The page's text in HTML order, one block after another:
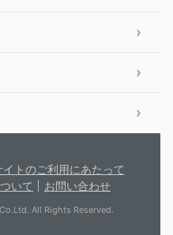
イトのご利用にあたって
いて
お問い合わせ
All Rights Reserved.